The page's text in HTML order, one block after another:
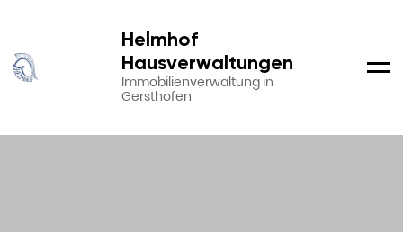
Helmhof
Hausverwaltungen
Immobilienverwaltung in
Gersthofen